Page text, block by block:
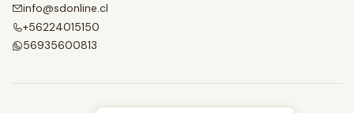
info@sdonline.cl
+56224015150
56935600813